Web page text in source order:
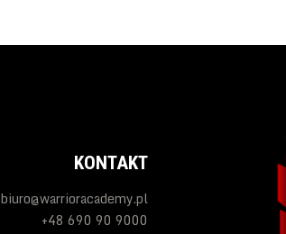
KONTAKT
biuro@warrioracademy.pl
+48 690 90 9000